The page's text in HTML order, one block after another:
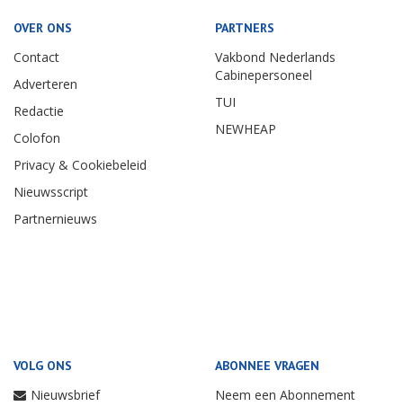
OVER ONS
Contact
Adverteren
Redactie
Colofon
Privacy & Cookiebeleid
Nieuwsscript
Partnernieuws
PARTNERS
Vakbond Nederlands
Cabinepersoneel
TUI
NEWHEAP
VOLG ONS
Nieuwsbrief
ABONNEE VRAGEN
Neem een Abonnement